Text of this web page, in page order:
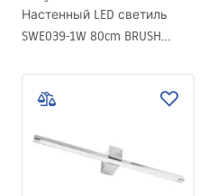
Настенный LED светиль
SWE039-1W 80cm BRUSH